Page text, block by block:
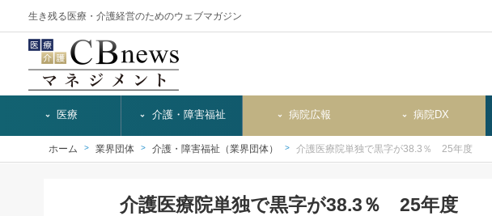
生き残る医療・介護経営のためのウェブマガジン
医療 介護・障害福祉 病院広報 病院DX
ホーム 業界団体 介護・障害福祉（業界団体） 介護医療院単独で黒字が38.3％ 25年度
介護医療院単独で黒字が38.3％ 25年度